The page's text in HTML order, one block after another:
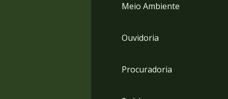
Meio Ambiente
Ouvidoria
Procuradoria